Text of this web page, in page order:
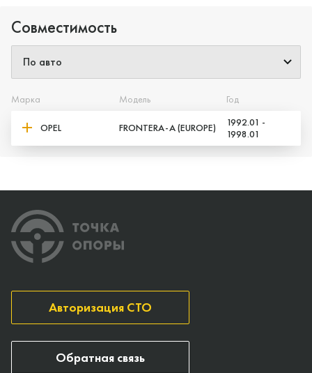
Совместимость
Марка Модель Год
OPEL FRONTERA-A (EUROPE)
1992.01 -
1998.01
Авторизация СТО
Обратная связь